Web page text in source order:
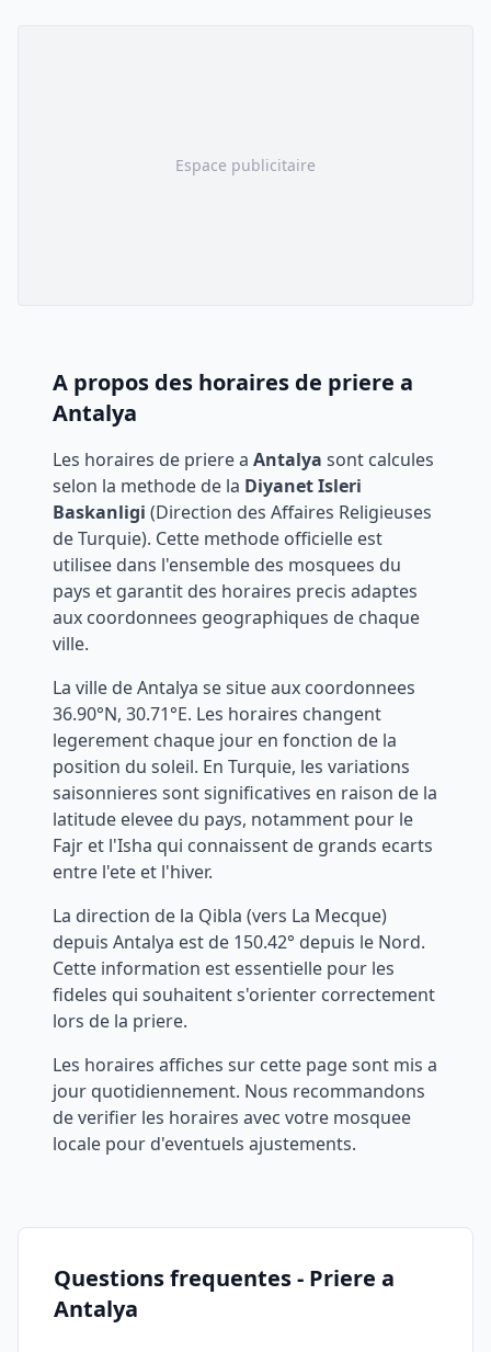
Espace publicitaire
A propos des horaires de priere a
Antalya
Les horaires de priere a Antalya sont calcules
selon la methode de la Diyanet Isleri
Baskanligi (Direction des Affaires Religieuses
de Turquie). Cette methode officielle est
utilisee dans l'ensemble des mosquees du
pays et garantit des horaires precis adaptes
aux coordonnees geographiques de chaque
ville.
La ville deAntalya se situe aux coordonnees
36.90°N, 30.71°E. Les horaires changent
legerement chaque jour en fonction de la
position du soleil. En Turquie, les variations
saisonnieres sont significatives en raison de la
latitude elevee du pays, notamment pour le
Fajr et l'Isha qui connaissent de grands ecarts
entre l'ete et l'hiver.
La direction de la Qibla (vers La Mecque)
depuis Antalya est de 150.42° depuis le Nord.
Cette information est essentielle pour les
fideles qui souhaitent s'orienter correctement
lors de la priere.
Les horaires affiches sur cette page sont mis a
jour quotidiennement. Nous recommandons
de verifier les horaires avec votre mosquee
locale pour d'eventuels ajustements.
Questions frequentes - Priere a
Antalya